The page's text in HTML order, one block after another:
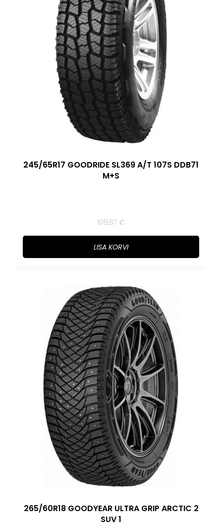
245/65R17 GOODRIDE SL369 A/T 107S DDB71
M+S
109,67 €
LISA KORVI
265/60R18 GOODYEAR ULTRA GRIP ARCTIC 2
SUV 1